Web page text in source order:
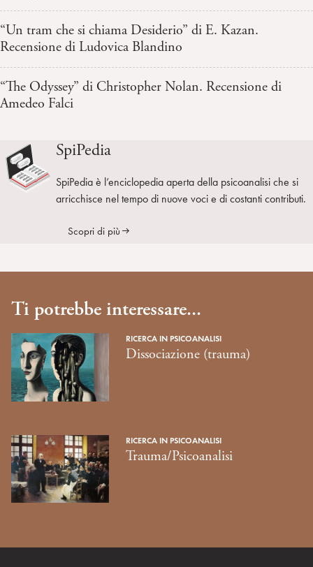
“Un tram che si chiama Desiderio” di E. Kazan.
Recensione di Ludovica Blandino
“The Odyssey” di Christopher Nolan. Recensione di
Amedeo Falci
SpiPedia
SpiPedia è l’enciclopedia aperta della psicoanalisi che si
arricchisce nel tempo di nuove voci e di costanti contributi.
Scopri di più
Ti potrebbe interessare...
RICERCA IN PSICOANALISI
Dissociazione (trauma)
RICERCA IN PSICOANALISI
Trauma/Psicoanalisi